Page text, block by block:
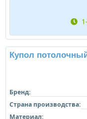
Розетка
Бренд:
Страна производства:
Материал: